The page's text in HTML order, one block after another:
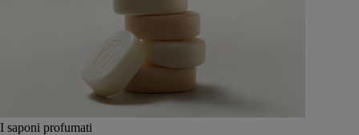
I saponi profumati